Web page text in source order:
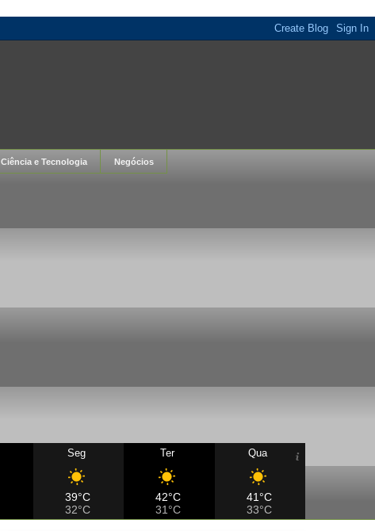
Ciência e Tecnologia Negócios
Seg
39°C
32°C
Ter
42°C
31°C
Qua
41°C
33°C